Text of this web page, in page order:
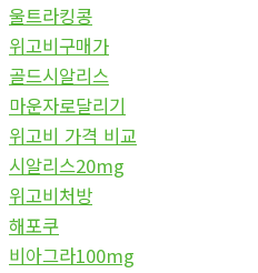
울트라킹콩
위고비구매가
골드시알리스
마운자로달리기
위고비 가격 비교
시알리스20mg
위고비처방
해포쿠
비아그라100mg